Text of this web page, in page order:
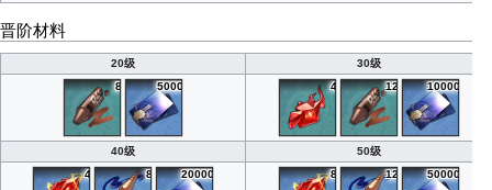
晋阶材料
20级
30级
8
5000 4 12 10000
40级
50级
4
8 20000 8 12 50000